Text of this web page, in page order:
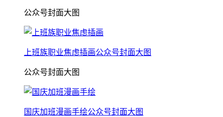
公众号封面大图
上班族职业焦虑插画公众号封面大图
公众号封面大图
国庆加班漫画手绘公众号封面大图